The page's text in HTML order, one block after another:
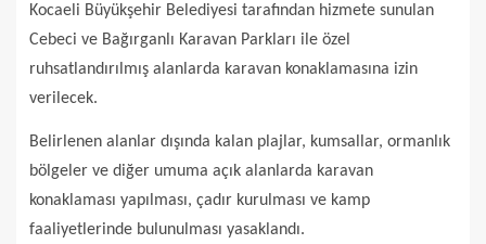
Kocaeli Büyükşehir Belediyesi tarafından hizmete sunulan
Cebeci ve Bağırganlı Karavan Parkları ile özel
ruhsatlandırılmış alanlarda karavan konaklamasına izin
verilecek.
Belirlenen alanlar dışında kalan plajlar, kumsallar, ormanlık
bölgeler ve diğer umuma açık alanlarda karavan
konaklaması yapılması, çadır kurulması ve kamp
faaliyetlerinde bulunulması yasaklandı.